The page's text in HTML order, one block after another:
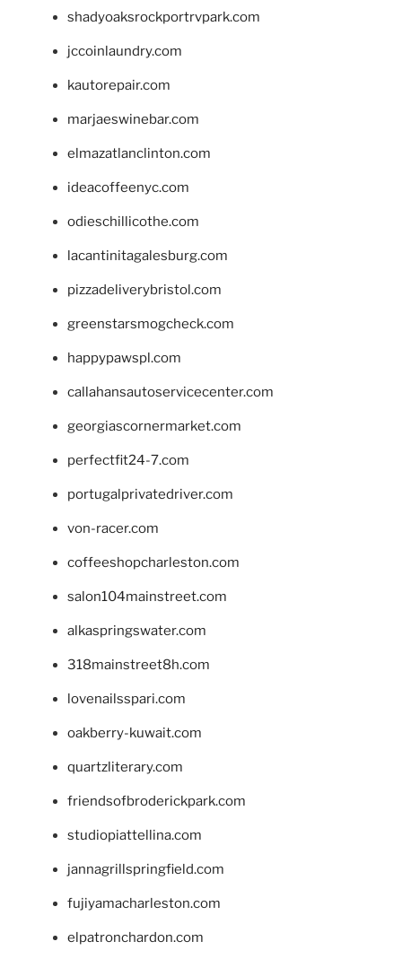
shadyoaksrockportrvpark.com
jccoinlaundry.com
kautorepair.com
marjaeswinebar.com
elmazatlanclinton.com
ideacoffeenyc.com
odieschillicothe.com
lacantinitagalesburg.com
pizzadeliverybristol.com
greenstarsmogcheck.com
happypawspl.com
callahansautoservicecenter.com
georgiascornermarket.com
perfectfit24-7.com
portugalprivatedriver.com
von-racer.com
coffeeshopcharleston.com
salon104mainstreet.com
alkaspringswater.com
318mainstreet8h.com
lovenailsspari.com
oakberry-kuwait.com
quartzliterary.com
friendsofbroderickpark.com
studiopiattellina.com
jannagrillspringfield.com
fujiyamacharleston.com
elpatronchardon.com